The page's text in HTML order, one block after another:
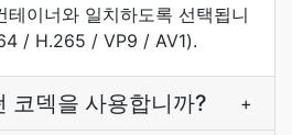
이너와 일치하도록 선택됩니
/ H.265 / VP9 / AV1).
코덱을 사용합니까? +